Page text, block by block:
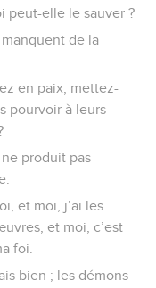
peut-elle le sauver ?
de la
en paix, mettez-
pourvoir à leurs
produit pas
et moi, j’ai les
et moi, c’est
foi.
bien ; les démons